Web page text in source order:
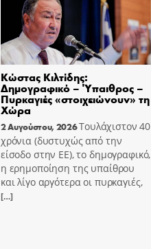
Κώστας Κιλτίδης:
Δημογραφικό – Ύπαιθρος –
Πυρκαγιές «στοιχειώνουν» τη
Χώρα
2 Αυγούστου, 2026Τουλάχιστον 40
χρόνια (δυστυχώς από την
είσοδο στην ΕΕ), το δημογραφικό,
η ερημοποίηση της υπαίθρου
και λίγο αργότερα οι πυρκαγιές,
[…]